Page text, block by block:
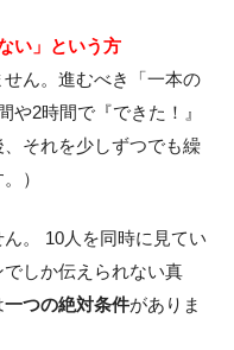
い」という方
ん。進むべき「一本の
や2時間で『できた！』
それを少しずつでも繰
）
。 10人を同時に見てい
しか伝えられない真
一つの絶対条件がありま